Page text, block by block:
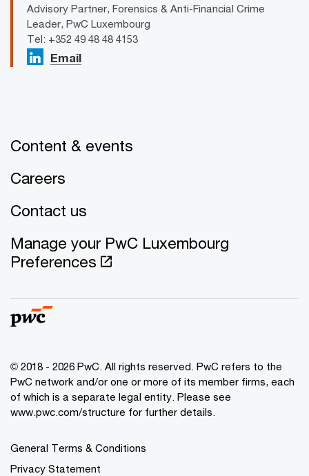
Advisory Partner, Forensics & Anti-Financial Crime
Leader, PwC Luxembourg
Tel: +352 49 48 48 4153
Email
Content & events
Careers
Contact us
Manage your PwC Luxembourg
Preferences
© 2018 - 2026 PwC. All rights reserved. PwC refers to the
PwC network and/or one or more of its member firms, each
of which is a separate legal entity. Please see
www.pwc.com/structure for further details.
General Terms & Conditions
Privacy Statement